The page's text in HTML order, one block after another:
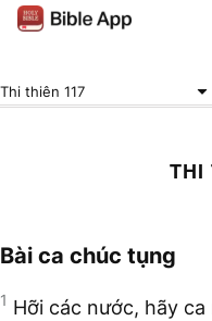
Thi thiên 117
THI
Bài ca chúc tụng
1 Hỡi các nước, hãy ca